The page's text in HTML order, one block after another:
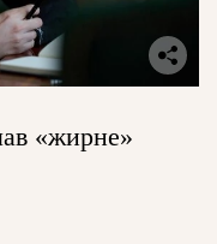
«жирне»